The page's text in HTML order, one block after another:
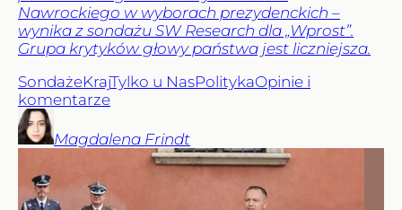
Nawrockiego w wyborach prezydenckich –
wynika z sondażu SW Research dla „Wprost”.
Grupa krytyków głowy państwa jest liczniejsza.
SondażeKrajTylko u NasPolitykaOpinie i
komentarze
Magdalena Frindt